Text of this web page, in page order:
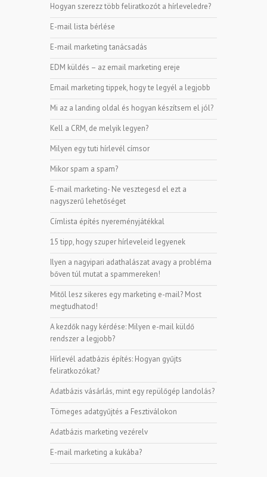
Hogyan szerezz több feliratkozót a hírleveledre?
E-mail lista bérlése
E-mail marketing tanácsadás
EDM küldés – az email marketing ereje
Email marketing tippek, hogy te legyél a legjobb
Mi az a landing oldal és hogyan készítsem el jól?
Kell a CRM, de melyik legyen?
Milyen egy tuti hírlevél címsor
Mikor spam a spam?
E-mail marketing- Ne vesztegesd el ezt a
nagyszerű lehetőséget
Címlista építés nyereményjátékkal
15 tipp, hogy szuper hírleveleid legyenek
Ilyen a nagyipari adathalászat avagy a probléma
bőven túl mutat a spammereken!
Mitől lesz sikeres egy marketing e-mail? Most
megtudhatod!
A kezdők nagy kérdése: Milyen e-mail küldő
rendszer a legjobb?
Hírlevél adatbázis építés: Hogyan gyűjts
feliratkozókat?
Adatbázis vásárlás, mint egy repülőgép landolás?
Tömeges adatgyűjtés a Fesztiválokon
Adatbázis marketing vezérelv
E-mail marketing a kukába?